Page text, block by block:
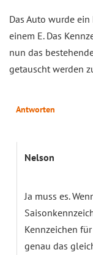
Das Auto wurde
einem E. Das
nun das
getauscht werden
Antworten
Nelson
Ja muss es.
Kennzeichen
genau das